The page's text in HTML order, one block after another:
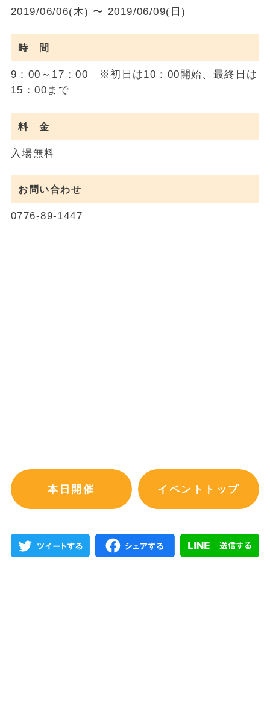
2019/06/06(木) 〜 2019/06/09(日)
時 間
9：00～17：00 ※初日は10：00開始、最終日は
15：00まで
料 金
入場無料
お問い合わせ
0776-89-1447
本日開催 イベントトップ